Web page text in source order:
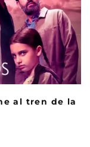
al tren de la